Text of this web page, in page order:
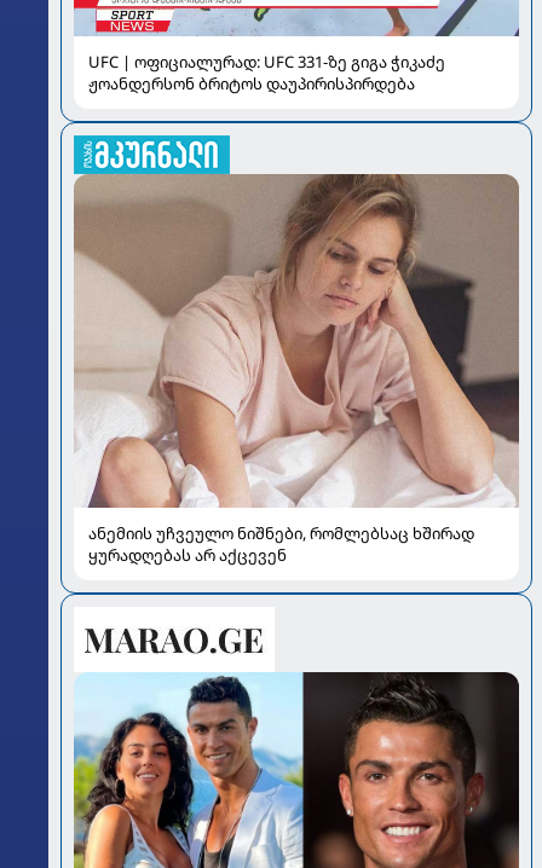
UFC | ოფიციალურად: UFC 331-ზე გიგა ჭიკაძე
ჟოანდერსონ ბრიტოს დაუპირისპირდება
ანემიის უჩვეულო ნიშნები, რომლებსაც ხშირად
ყურადღებას არ აქცევენ